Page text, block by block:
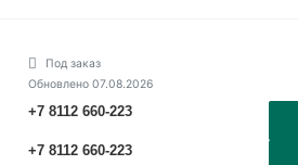
Под заказ
Обновлено 07.08.2026
+7 8112 660-223
+7 8112 660-223